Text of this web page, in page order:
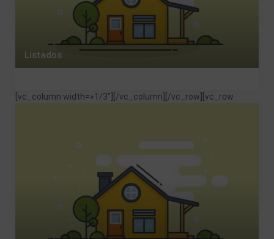
Listados
[vc_column width=»1/3″] [/vc_column][/vc_row][vc_row